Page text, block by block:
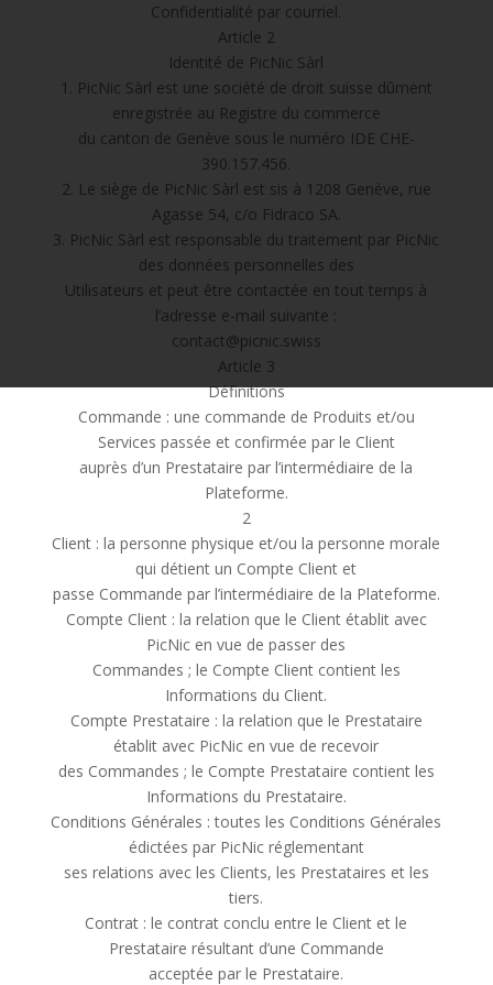
Confidentialité par courriel.
Article 2
Identité de PicNic Sàrl
1. PicNic Sàrl est une société de droit suisse dûment
enregistrée au Registre du commerce
du canton de Genève sous le numéro IDE CHE-
390.157.456.
2. Le siège de PicNic Sàrl est sis à 1208 Genève, rue
Agasse 54, c/o Fidraco SA.
3. PicNic Sàrl est responsable du traitement par PicNic
des données personnelles des
Utilisateurs et peut être contactée en tout temps à
l’adresse e-mail suivante :
contact@picnic.swiss
Article 3
Définitions
Commande : une commande de Produits et/ou
Services passée et confirmée par le Client
auprès d’un Prestataire par l’intermédiaire de la
Plateforme.
2
Client : la personne physique et/ou la personne morale
qui détient un Compte Client et
passe Commande par l’intermédiaire de la Plateforme.
Compte Client : la relation que le Client établit avec
PicNic en vue de passer des
Commandes ; le Compte Client contient les
Informations du Client.
Compte Prestataire : la relation que le Prestataire
établit avec PicNic en vue de recevoir
des Commandes ; le Compte Prestataire contient les
Informations du Prestataire.
Conditions Générales : toutes les Conditions Générales
édictées par PicNic réglementant
ses relations avec les Clients, les Prestataires et les
tiers.
Contrat : le contrat conclu entre le Client et le
Prestataire résultant d’une Commande
acceptée par le Prestataire.